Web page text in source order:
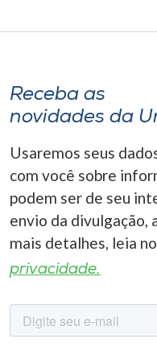
Receba as
novidades da
Usaremos seus
com você sobre
podem ser de seu
envio da divulgação,
mais detalhes, leia
privacidade.